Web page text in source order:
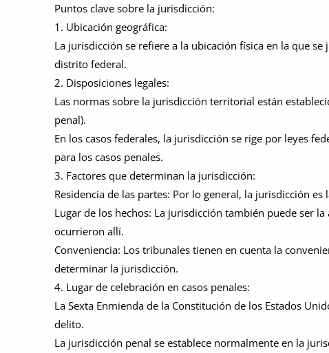
Puntos clave sobre la jurisdicción:
1. Ubicación geográfica:
La jurisdicción se refiere a la ubicación física en la que
distrito federal.
2. Disposiciones legales:
Las normas sobre la jurisdicción territorial están
penal).
En los casos federales, la jurisdicción se rige por leyes
para los casos penales.
3. Factores que determinan la jurisdicción:
Residencia de las partes: Por lo general, la jurisdicción
Lugar de los hechos: La jurisdicción también puede ser
ocurrieron allí.
Conveniencia: Los tribunales tienen en cuenta la
determinar la jurisdicción.
4. Lugar de celebración en casos penales:
La Sexta Enmienda de la Constitución de los Estados
delito.
La jurisdicción penal se establece normalmente en la